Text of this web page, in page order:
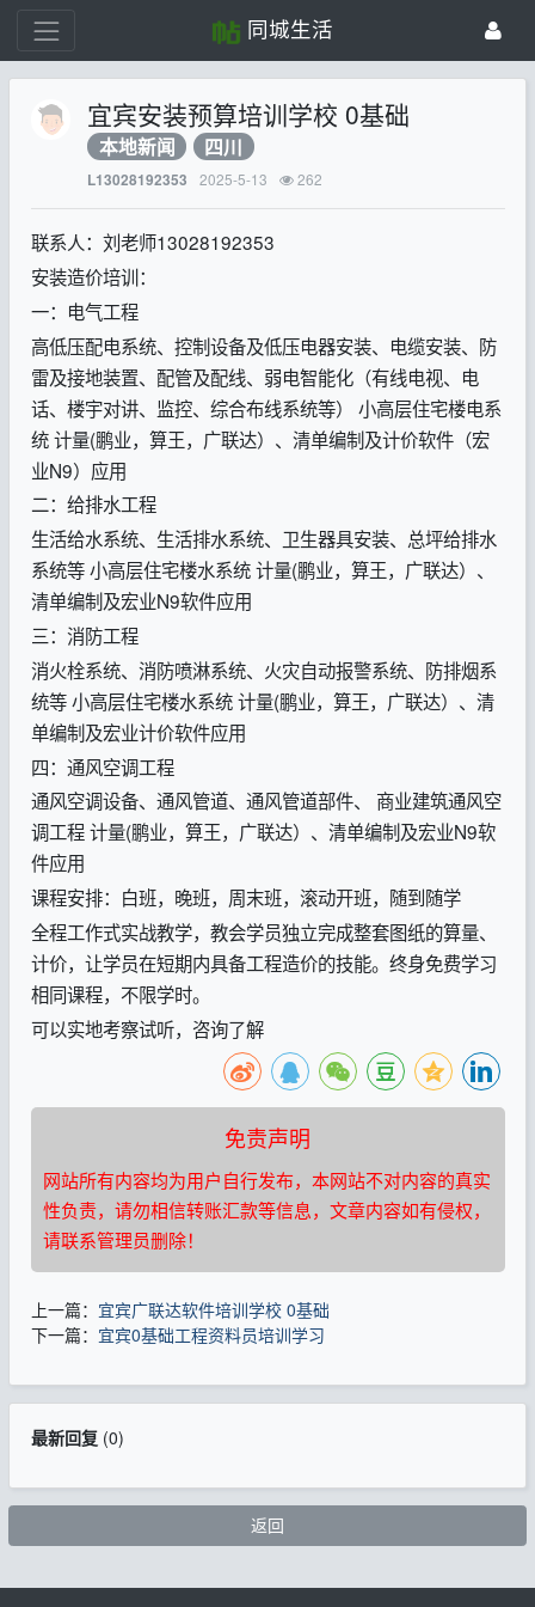
同城生活
宜宾安装预算培训学校 0基础
本地新闻 四川
L13028192353 2025-5-13 262
联系人：刘老师13028192353
安装造价培训：
一：电气工程
高低压配电系统、控制设备及低压电器安装、电缆安装、防
雷及接地装置、配管及配线、弱电智能化（有线电视、电
话、楼宇对讲、监控、综合布线系统等） 小高层住宅楼电系
统 计量(鹏业，算王，广联达）、清单编制及计价软件（宏
业N9）应用
二：给排水工程
生活给水系统、生活排水系统、卫生器具安装、总坪给排水
系统等 小高层住宅楼水系统 计量(鹏业，算王，广联达）、
清单编制及宏业N9软件应用
三：消防工程
消火栓系统、消防喷淋系统、火灾自动报警系统、防排烟系
统等 小高层住宅楼水系统 计量(鹏业，算王，广联达）、清
单编制及宏业计价软件应用
四：通风空调工程
通风空调设备、通风管道、通风管道部件、 商业建筑通风空
调工程 计量(鹏业，算王，广联达）、清单编制及宏业N9软
件应用
课程安排：白班，晚班，周末班，滚动开班，随到随学
全程工作式实战教学，教会学员独立完成整套图纸的算量、
计价，让学员在短期内具备工程造价的技能。终身免费学习
相同课程，不限学时。
可以实地考察试听，咨询了解
免责声明
网站所有内容均为用户自行发布，本网站不对内容的真实
性负责，请勿相信转账汇款等信息，文章内容如有侵权，
请联系管理员删除！
上一篇： 宜宾广联达软件培训学校 0基础
下一篇： 宜宾0基础工程资料员培训学习
最新回复(0)
返回